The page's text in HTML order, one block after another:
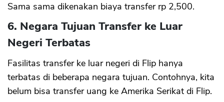
Sama sama dikenakan biaya transfer rp 2,500.
6. Negara Tujuan Transfer ke Luar
Negeri Terbatas
Fasilitas transfer ke luar negeri di Flip hanya
terbatas di beberapa negara tujuan. Contohnya, kita
belum bisa transfer uang ke Amerika Serikat di Flip.